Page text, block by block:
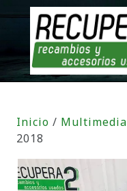
Inicio / Multimedia
2018